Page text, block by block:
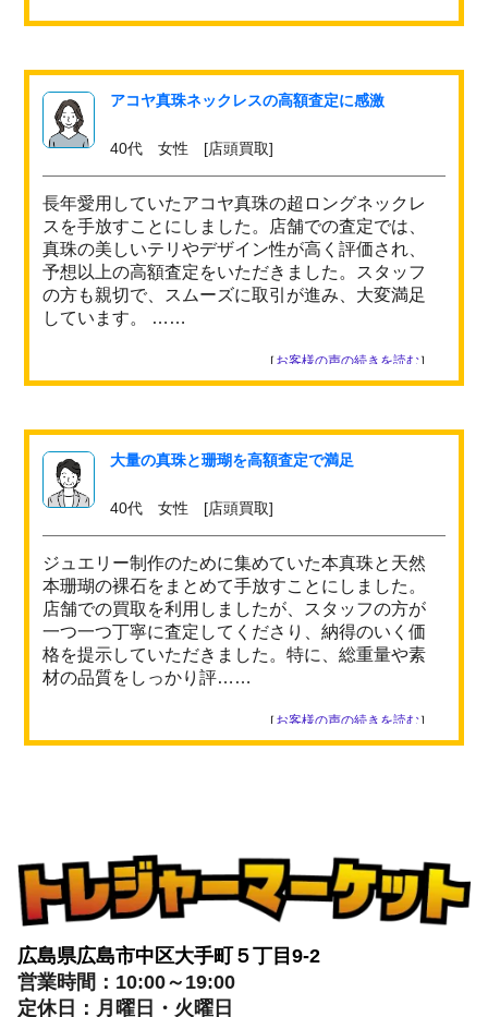
アコヤ真珠ネックレスの高額査定に感激
40代 女性 [店頭買取]
長年愛用していたアコヤ真珠の超ロングネックレ
スを手放すことにしました。店舗での査定では、
真珠の美しいテリやデザイン性が高く評価され、
予想以上の高額査定をいただきました。スタッフ
の方も親切で、スムーズに取引が進み、大変満足
しています。 ……
［ お客様の声の続きを読む］
大量の真珠と珊瑚を高額査定で満足
40代 女性 [店頭買取]
ジュエリー制作のために集めていた本真珠と天然
本珊瑚の裸石をまとめて手放すことにしました。
店舗での買取を利用しましたが、スタッフの方が
一つ一つ丁寧に査定してくださり、納得のいく価
格を提示していただきました。特に、総重量や素
材の品質をしっかり評……
［ お客様の声の続きを読む］
広島県広島市中区大手町５丁目9-2
営業時間：10:00～19:00
定休日：月曜日・火曜日